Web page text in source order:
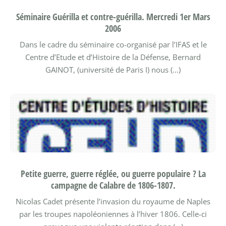
Séminaire Guérilla et contre-guérilla. Mercredi 1er Mars
2006
Dans le cadre du séminaire co-organisé par l’IFAS et le
Centre d’Etude et d’Histoire de la Défense, Bernard
GAINOT, (université de Paris I) nous (…)
Petite guerre, guerre réglée, ou guerre populaire ? La
campagne de Calabre de 1806-1807.
Nicolas Cadet présente l’invasion du royaume de Naples
par les troupes napoléoniennes à l’hiver 1806. Celle-ci